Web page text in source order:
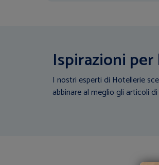
Ispirazioni
I nostri esperti di Hotellerie
abbinare al meglio gli articoli